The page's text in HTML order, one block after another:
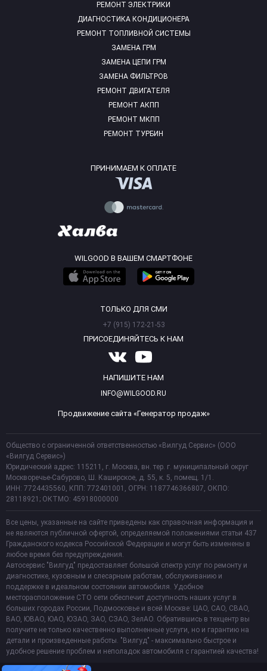
РЕМОНТ ЭЛЕКТРИКИ
ДИАГНОСТИКА КОНДИЦИОНЕРА
РЕМОНТ ТОПЛИВНОЙ СИСТЕМЫ
ЗАМЕНА ГРМ
ЗАМЕНА ЦЕПИ ГРМ
ЗАМЕНА ФИЛЬТРОВ
РЕМОНТ ДВИГАТЕЛЯ
РЕМОНТ АКПП
РЕМОНТ МКПП
РЕМОНТ ТУРБИН
ПРИНИМАЕМ К ОПЛАТЕ
WILGOOD В ВАШЕМ СМАРТФОНЕ
ТОЛЬКО ДЛЯ СМИ
+7 (915) 172-21-53
ПРИСОЕДИНЯЙТЕСЬ К НАМ
НАПИШИТЕ НАМ
INFO@WILGOOD.RU
Продвижение сайта «Генератор продаж»
Общество с ограниченной ответственностью «Вилгуд Сервис» (ООО
«Вилгуд Сервис»)
Юридический адрес: 115211, г. Москва, вн. тер. г. муниципальный округ
Москворечье-Сабурово, Ш. Каширское, д. 55, к. 5, помещ. 1/1.
ИНН: 7724435560, КПП: 772401001, ОГРН: 1187746366807, ОКПО:
28118921; ОКТМО: 45918000000
Все цены, указанные на сайте приведены как справочная информация и
не являются публичной офертой, определяемой положениями статьи 437
Гражданского кодекса Российской Федерации и могут быть изменены в
любое время без предупреждения.
Автосервис "Вилгуд" предоставляет большой спектр услуг по ремонту и
диагностике, кузовным и слесарным работам, обслуживанию и
поддержке в идеальном состоянии автомобиля. Удобное
месторасположение СТО сети обеспечит доступность наших услуг в
больших городах России, Подмосковье и всей Москве: ЦАО, САО, СВАО,
ВАО, ЮВАО, ЮАО, ЮЗАО, ЗАО, СЗАО, ЗелАО. Обратившись в техцентр вы
получите не только качественно выполненные услуги, но и гарантию на
детали и произведенные работы. "Вилгуд" - максимально быстрое и
удобное решение проблем и неполадок автомобиля с гарантией качества!